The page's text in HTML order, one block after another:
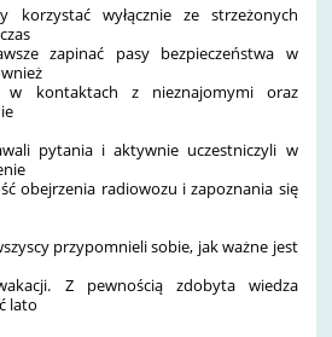
korzystać wyłącznie ze strzeżonych
zapinać pasy bezpieczeństwa w
w kontaktach z nieznajomymi oraz
pytania i aktywnie uczestniczyli w
obejrzenia radiowozu i zapoznania się
przypomnieli sobie, jak ważne jest
Z pewnością zdobyta wiedza
lato